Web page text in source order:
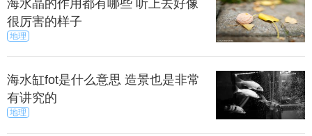
的部落联盟沿袭历代的长老制，也就是采用较为
农业、艺术、音乐、医药等文化发展。
海水晶的作用都有哪些 听上去好像
很厉害的样子
地理
海水缸fot是什么意思 造景也是非常
有讲究的
地理